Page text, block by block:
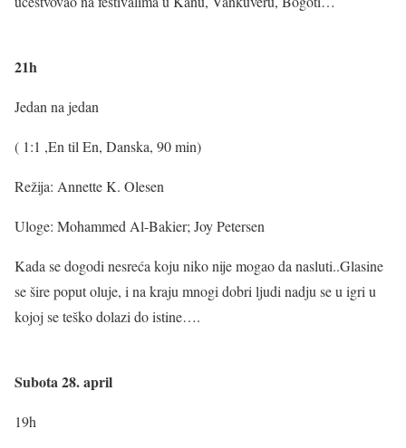
21h
Jedan na jedan
( 1:1 ,En til En, Danska, 90 min)
Režija: Annette K. Olesen
Uloge: Mohammed Al-Bakier; Joy Petersen
Kada se dogodi nesreća koju niko nije mogao da nasluti..Glasine
se šire poput oluje, i na kraju mnogi dobri ljudi nadju se u igri u
kojoj se teško dolazi do istine….
Subota 28. april
19h